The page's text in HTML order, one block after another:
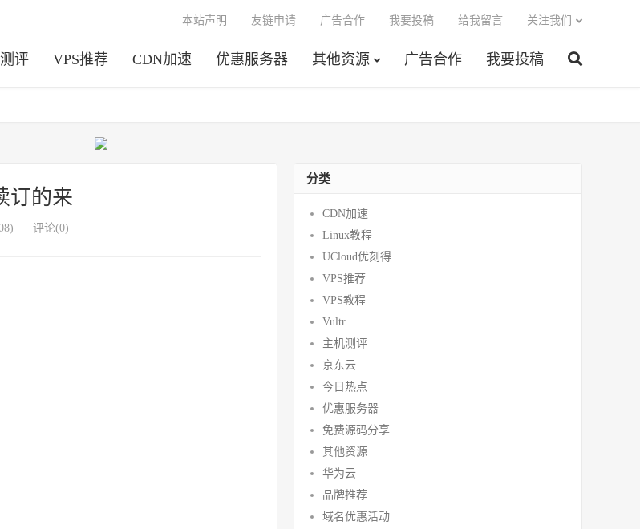
评 VPS推荐 CDN加速 优惠服务器 其他资源 广告合作 我要投稿
本站声明 友链申请 广告合作 我要投稿 给我留言 关注我们
订的来
评论(0)
分类
CDN加速
Linux教程
UCloud优刻得
VPS推荐
VPS教程
Vultr
主机测评
京东云
今日热点
优惠服务器
免费源码分享
其他资源
华为云
品牌推荐
域名优惠活动